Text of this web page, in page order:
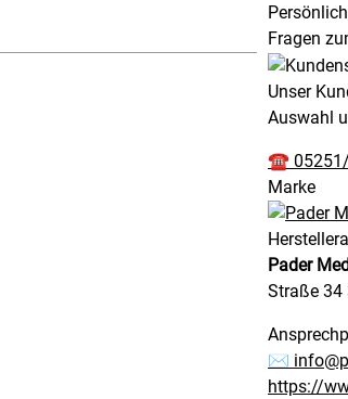
Fragen
Unser
Auswahl
☎
Marke
Pader
Straße 34
✉
https://